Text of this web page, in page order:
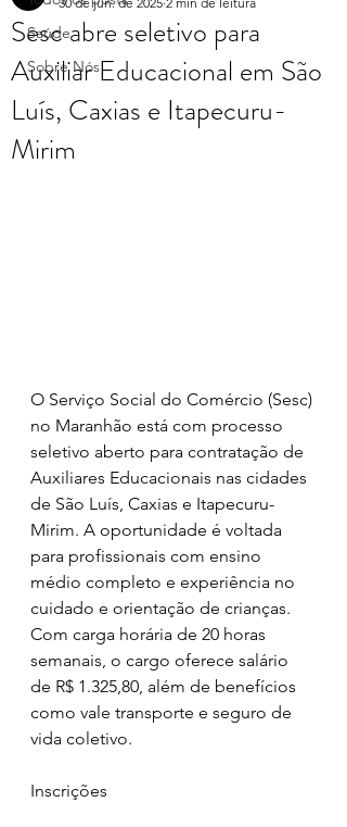
Saúde
Sobre Nós
Sesc abre seletivo para
Auxiliar Educacional em São
Luís, Caxias e Itapecuru-
Mirim
O Serviço Social do Comércio (Sesc)
no Maranhão está com processo
seletivo aberto para contratação de
Auxiliares Educacionais nas cidades
de São Luís, Caxias e Itapecuru-
Mirim. A oportunidade é voltada
para profissionais com ensino
médio completo e experiência no
cuidado e orientação de crianças.
Com carga horária de 20 horas
semanais, o cargo oferece salário
de R$ 1.325,80, além de benefícios
como vale transporte e seguro de
vida coletivo.
Inscrições